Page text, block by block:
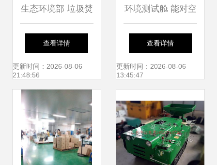
生态环境部 垃圾焚
烧厂自动监测数据
可用于环境执法
查看详情
更新时间：2026-08-06
21:48:56
环境测试舱 能对空
气净化器产品有效
检测,教你在实验中
查看详情
更新时间：2026-08-06
13:45:47